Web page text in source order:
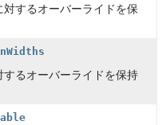
するオーバーライドを保
るオーバーライドを保持